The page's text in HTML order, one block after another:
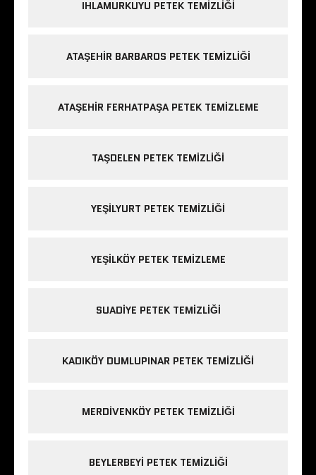
IHLAMURKUYU PETEK TEMIZLIĞI
ATAŞEHIR BARBAROS PETEK TEMIZLIĞI
ATAŞEHIR FERHATPAŞA PETEK TEMIZLEME
TAŞDELEN PETEK TEMIZLIĞI
YEŞILYURT PETEK TEMIZLIĞI
YEŞILKÖY PETEK TEMIZLEME
SUADIYE PETEK TEMIZLIĞI
KADIKÖY DUMLUPINAR PETEK TEMIZLIĞI
MERDIVENKÖY PETEK TEMIZLIĞI
BEYLERBEYI PETEK TEMIZLIĞI